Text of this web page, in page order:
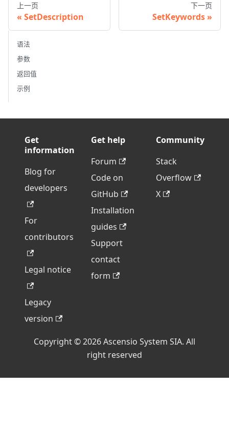
上一页
SetDescription
下一页
SetKeywords
语法
参数
返回值
示例
Get
information
Blog for
developers
For
contributors
Legal notice
Legacy
version
Get help
Forum
Code on
GitHub
Installation
guides
Support
contact
form
Community
Stack
Overflow
X
Copyright © 2026 Ascensio System SIA. All
right reserved